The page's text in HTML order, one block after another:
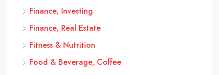
Finance, Investing
Finance, Real Estate
Fitness & Nutrition
Food & Beverage, Coffee